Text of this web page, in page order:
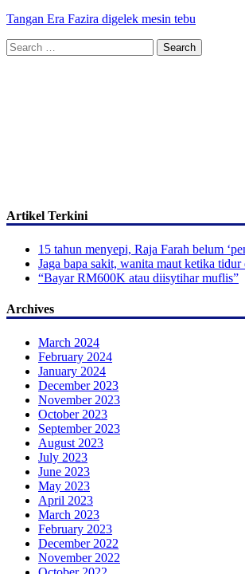
Tangan Era Fazira digelek mesin tebu
Search
for:
Artikel Terkini
15 tahun menyepi, Raja Farah belum
Jaga bapa sakit, wanita maut ketika tidur
“Bayar RM600K atau diisytihar muflis”
Archives
March 2024
February 2024
January 2024
December 2023
November 2023
October 2023
September 2023
August 2023
July 2023
June 2023
May 2023
April 2023
March 2023
February 2023
December 2022
November 2022